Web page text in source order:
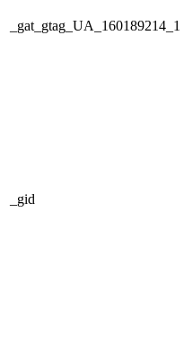
_gat_gtag_UA_160189214_1
_gid